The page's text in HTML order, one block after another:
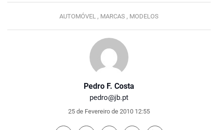
Pedro F. Costa
pedro@jb.pt
25 de Fevereiro de 2010 12:55
AUTOMÓVEL , MARCAS , MODELOS